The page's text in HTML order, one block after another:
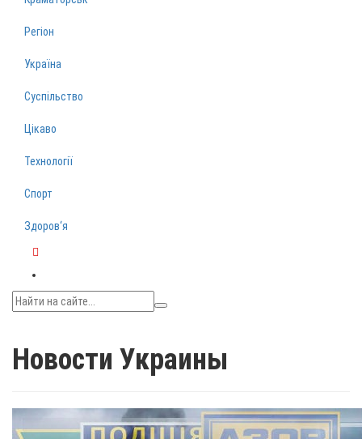
Регіон
Україна
Суспільство
Цікаво
Технології
Спорт
Здоров‘я
Новости Украины